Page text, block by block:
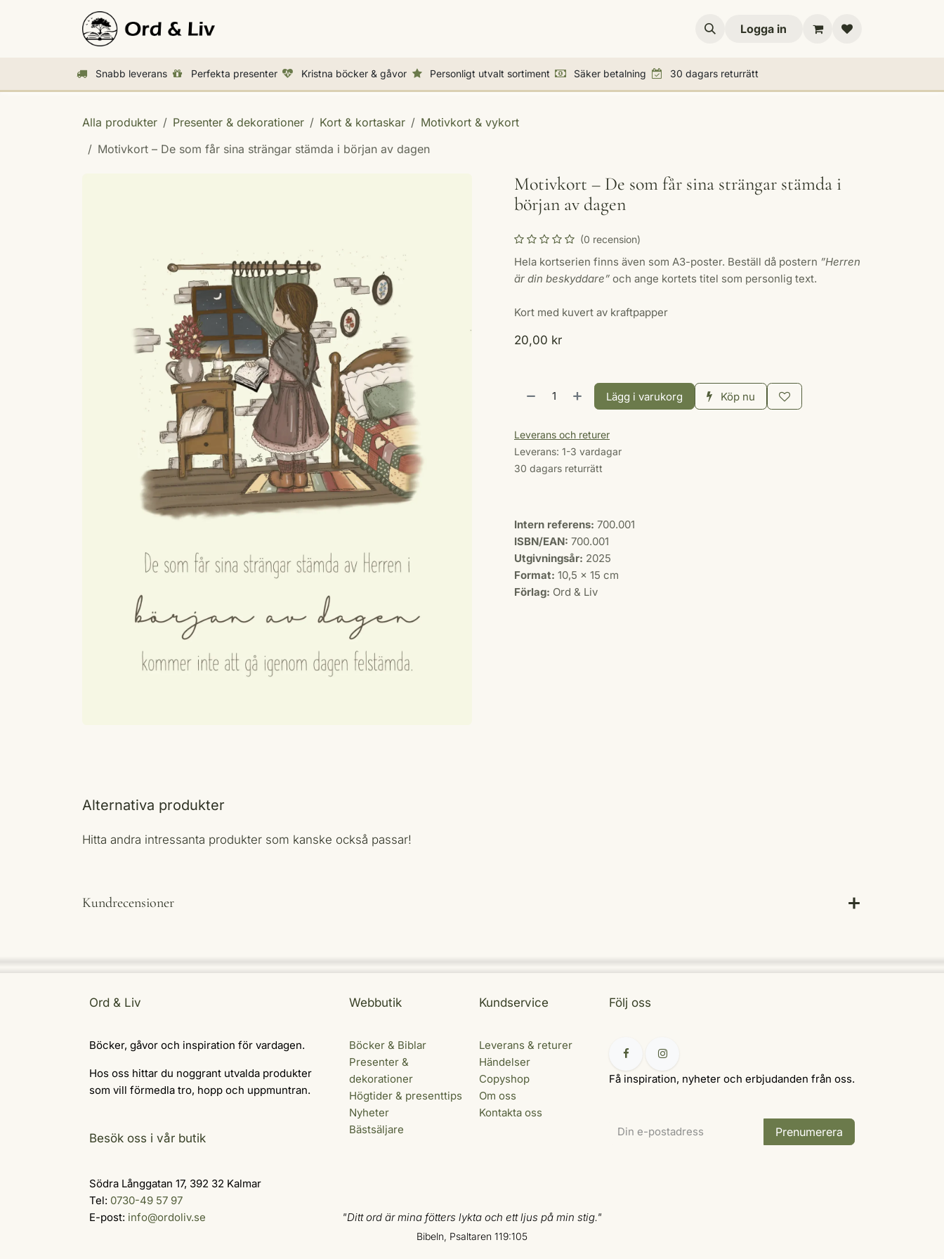
Logga in
Snabb leverans Perfekta presenter Kristna böcker & gåvor Personligt utvalt sortiment Säker betalning 30 dagars returrätt
Alla produkter Presenter & dekorationer Kort & kortaskar
Motivkort & vykort
Motivkort – De som får sina strängar stämda i början av dagen
Motivkort – De som får sina strängar stämda i
början av dagen
(0 recension)
Hela kortserien finns även som A3-poster. Beställ då postern ”Herren
är din beskyddare” och ange kortets titel som personlig text.
Kort med kuvert av kraftpapper
20,00 kr
Lägg i varukorg Köp nu
Leverans och returer
Leverans: 1-3 vardagar
30 dagars returrätt
Intern referens: 700.001
ISBN/EAN: 700.001
Utgivningsår: 2025
Format: 10,5 x 15 cm
Förlag: Ord & Liv
Alternativa produkter
Hitta andra intressanta produkter som kanske också passar!
Kundrecensioner
Ord & Liv
Böcker, gåvor och inspiration för vardagen.
Hos oss hittar du noggrant utvalda produkter
som vill förmedla tro, hopp och uppmuntran.
Besök oss i vår butik
Södra Långgatan 17, 392 32 Kalmar
Tel: 0730-49 57 97
E-post: info@ordoliv.se
Webbutik
Böcker & Biblar
Presenter &
dekorationer
Högtider & presenttips
Nyheter
Bästsäljare
Kundservice
Leverans & returer
Händelser
Copyshop
Om oss
Kontakta oss
Följ oss
Få inspiration, nyheter och erbjudanden från oss.
Prenumerera
"Ditt ord är mina fötters lykta och ett ljus på min stig."
Bibeln, Psaltaren 119:105